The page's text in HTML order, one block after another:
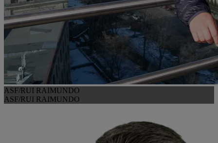
ASF/RUI RAIMUNDO
ASF/RUI RAIMUNDO